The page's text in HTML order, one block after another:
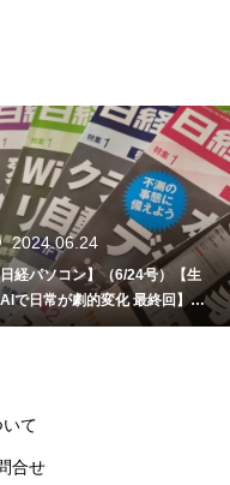
2024.06.24
経パソコン】（6/24号）【生
で日常が劇的変化 最終回】 A
代のアプリケーション／サービ
て
合せ